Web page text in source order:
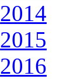
2014
2015
2016